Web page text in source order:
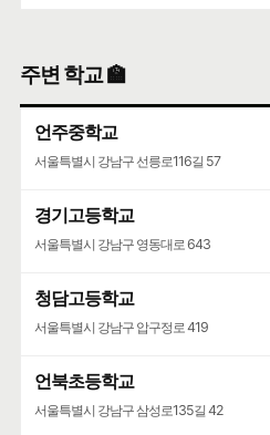
주변 학교 🏫
언주중학교
서울특별시 강남구 선릉로116길 57
경기고등학교
서울특별시 강남구 영동대로 643
청담고등학교
서울특별시 강남구 압구정로 419
언북초등학교
서울특별시 강남구 삼성로135길 42